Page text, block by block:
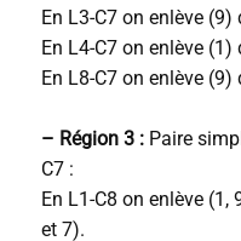
En L3-C7 on enlève (9)
En L4-C7 on enlève (1)
En L8-C7 on enlève (9)
– Région 3 :Paire
C7 :
En L1-C8 on enlève (1,
et 7).